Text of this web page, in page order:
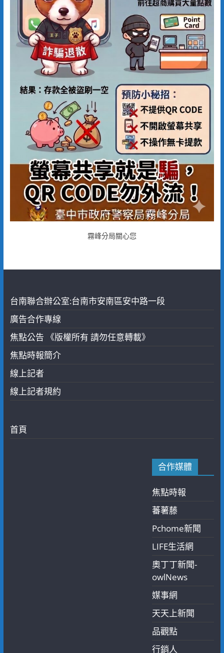
霧峰分局關心您
台南聯合辦公室:台南市安南區安中路一段
廣告合作專線
焦點公告 《版權所有 請勿任意轉載》
焦點時報簡介
線上記者
線上記者規約
首頁
合作媒體
焦點時報
蕃薯藤
Pchome新聞
LIFE生活網
奧丁丁新聞-
owlNews
媒事網
天天上新聞
品觀點
行銷人